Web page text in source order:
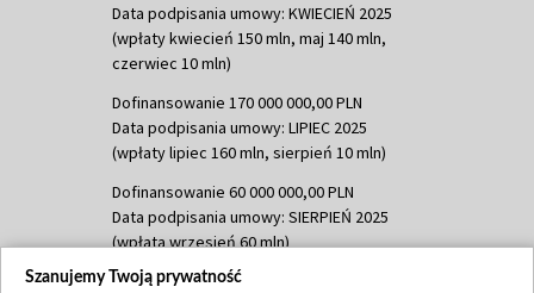
Data podpisania umowy: KWIECIEŃ 2025
(wpłaty kwiecień 150 mln, maj 140 mln,
czerwiec 10 mln)
Dofinansowanie 170 000 000,00 PLN
Data podpisania umowy: LIPIEC 2025
(wpłaty lipiec 160 mln, sierpień 10 mln)
Dofinansowanie 60 000 000,00 PLN
Data podpisania umowy: SIERPIEŃ 2025
(wpłata wrzesień 60 mln)
Dofinansowanie 635 783 051,21 PLN
Szanujemy Twoją prywatność